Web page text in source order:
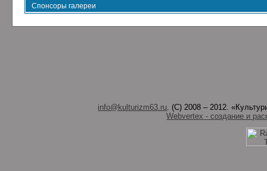
Спонсоры галереи
info@kulturizm63.ru. (C) 2008 – 2012.
Webvertex - создание и